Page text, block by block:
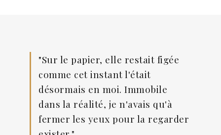
"Sur le papier, elle restait figée
comme cet instant l'était
désormais en moi. Immobile
dans la réalité, je n'avais qu'à
fermer les yeux pour la regarder